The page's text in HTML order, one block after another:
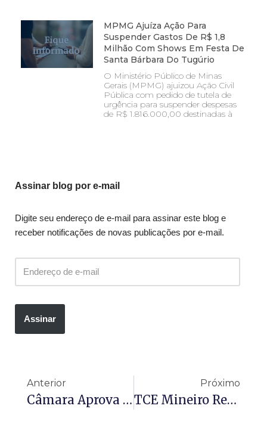
MPMG Ajuíza Ação Para
Suspender Gastos De R$ 1,8
Milhão Com Shows Em Festa De
Santa Bárbara Do Tugúrio
O Ministério Público de Minas
Gerais (MPMG) ajuizou Ação Civil
Pública com pedido de tutela de
urgência para suspender despesas
de R$ 1.816.000,00 destinadas à
Assinar blog por e-mail
Digite seu endereço de e-mail para assinar este blog e
receber notificações de novas publicações por e-mail.
Assinar
Anterior
Câmara Aprova PEC Que Permite Acúmulo De Cargos Por Professores
Próximo
TCE Mineiro Reforça Que Executivo Não Pode Alterar Objeto De Emendas Impositivas Do Legislativo